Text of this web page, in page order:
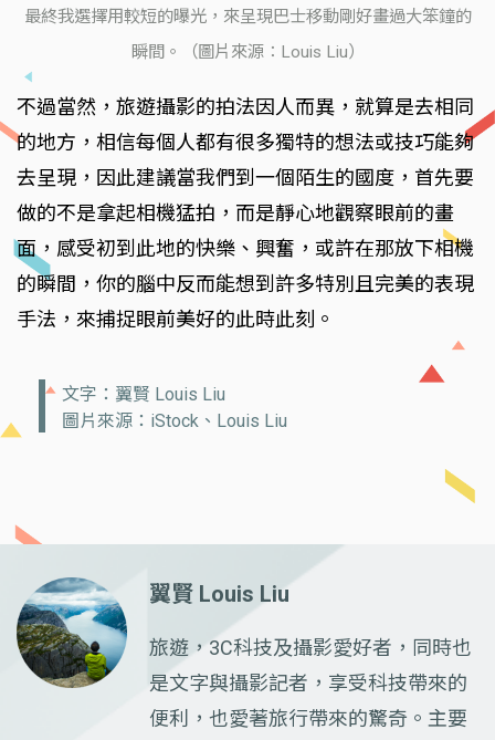
最終我選擇用較短的曝光，來呈現巴士移動剛好畫過大笨鐘的
瞬間。（圖片來源：Louis Liu）
不過當然，旅遊攝影的拍法因人而異，就算是去相同
的地方，相信每個人都有很多獨特的想法或技巧能夠
去呈現，因此建議當我們到一個陌生的國度，首先要
做的不是拿起相機猛拍，而是靜心地觀察眼前的畫
面，感受初到此地的快樂、興奮，或許在那放下相機
的瞬間，你的腦中反而能想到許多特別且完美的表現
手法，來捕捉眼前美好的此時此刻。
文字：翼賢 Louis Liu
圖片來源：iStock、Louis Liu
翼賢 Louis Liu
旅遊，3C科技及攝影愛好者，同時也
是文字與攝影記者，享受科技帶來的
便利，也愛著旅行帶來的驚奇。主要